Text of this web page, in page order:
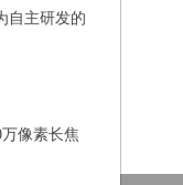
自主研发的
像素长焦